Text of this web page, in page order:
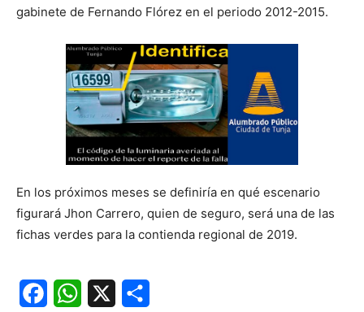
gabinete de Fernando Flórez en el periodo 2012-2015.
En los próximos meses se definiría en qué escenario
figurará Jhon Carrero, quien de seguro, será una de las
fichas verdes para la contienda regional de 2019.
FacebookWhatsApp